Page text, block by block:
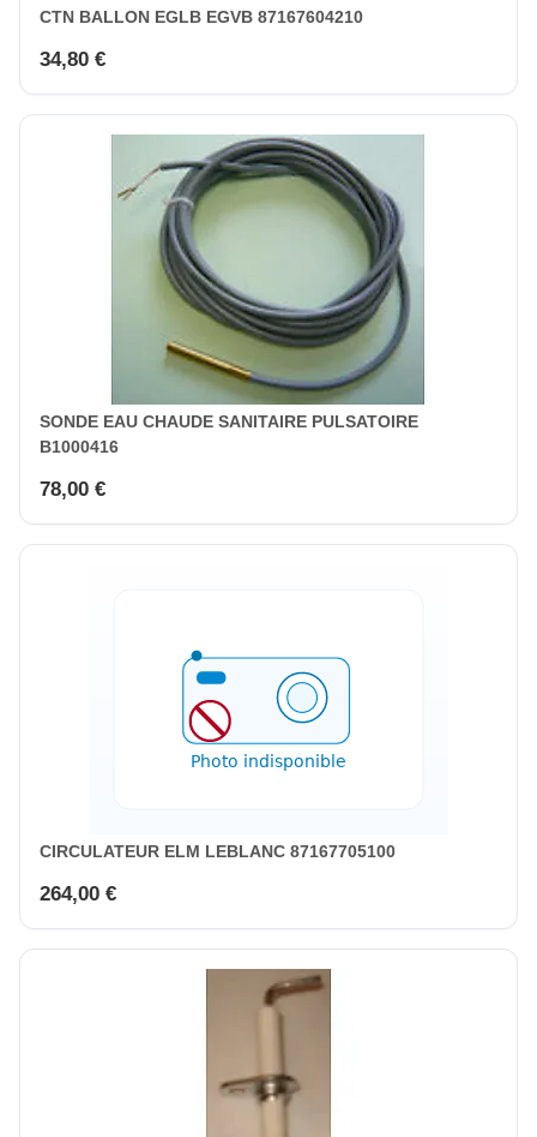
CTN BALLON EGLB EGVB 87167604210
34,80 €
SONDE EAU CHAUDE SANITAIRE PULSATOIRE
B1000416
78,00 €
CIRCULATEUR ELM LEBLANC 87167705100
264,00 €